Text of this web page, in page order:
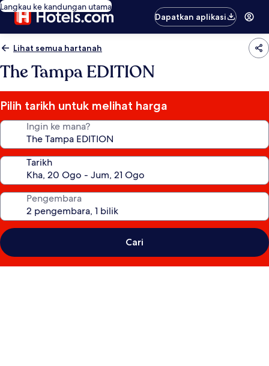
Langkau ke kandungan utama
Dapatkan aplikasi
Lihat semua hartanah
The Tampa EDITION
Pilih tarikh untuk melihat harga
Ingin ke mana?
Tarikh
Pengembara
Cari